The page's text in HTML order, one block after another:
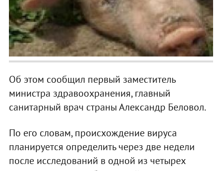
Об этом сообщил первый заместитель
министра здравоохранения, главный
санитарный врач страны Александр Беловол.
По его словам, происхождение вируса
планируется определить через две недели
после исследований в одной из четырех